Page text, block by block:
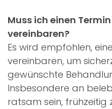
Muss ich einen
vereinbaren?
Es wird empfohlen,
vereinbaren, um
gewünschte
Insbesondere an
ratsam sein, frühzeitig